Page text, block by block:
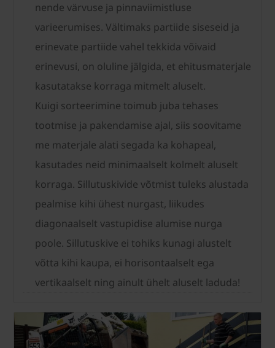
nende värvuse ja pinnaviimistluse
varieerumises. Vältimaks partiide siseseid ja
erinevate partiide vahel tekkida võivaid
erinevusi, on oluline jälgida, et ehitusmaterjale
kasutatakse korraga mitmelt aluselt.
Kuigi sorteerimine toimub juba tehases
tootmise ja pakendamise ajal, siis soovitame
me materjale alati segada ka kohapeal,
kasutades neid minimaalselt kolmelt aluselt
korraga. Sillutuskivide võtmist tuleks alustada
pealmise kihi ühest nurgast, liikudes
diagonaalselt vastupidise alumise nurga
poole. Sillutuskive ei tohiks kunagi alustelt
võtta kihi kaupa, ei horisontaalselt ega
vertikaalselt ning ainult ühelt aluselt laduda!